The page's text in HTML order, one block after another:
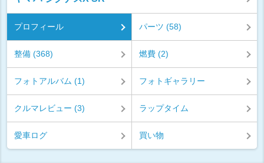
プロフィール パーツ (58)
整備 (368) 燃費 (2)
フォトアルバム (1) フォトギャラリー
クルマレビュー (3) ラップタイム
愛車ログ 買い物